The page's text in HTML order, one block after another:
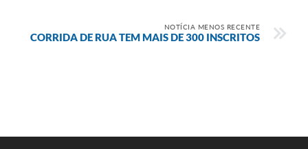
NOTÍCIA MENOS RECENTE
CORRIDA DE RUA TEM MAIS DE 300 INSCRITOS